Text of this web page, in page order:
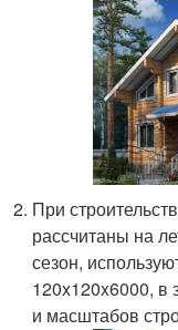
При
рассчитаны на
сезон,
120x120x6000, в
и масштабов